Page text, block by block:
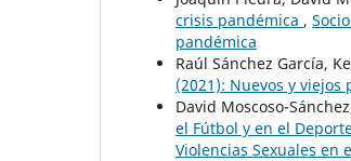
crisis pandémica ,
pandémica
Raúl Sánchez García,
(2021): Nuevos y
David Moscoso-
el Fútbol y en el
Violencias Sexuales en